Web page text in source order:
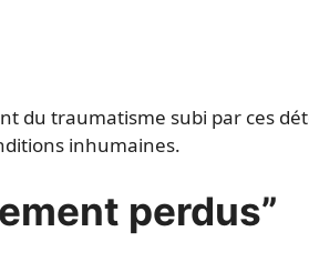
du traumatisme subi par ces
inhumaines.
perdus”